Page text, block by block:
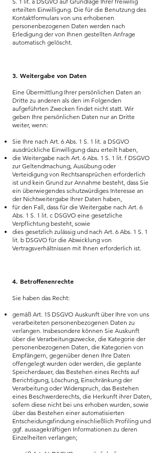
erteilten Einwilligung. Die für die Benutzung des
Kontaktformulars von uns erhobenen
personenbezogenen Daten werden nach
Erledigung der von Ihnen gestellten Anfrage
automatisch gelöscht.
3. Weitergabe von Daten
Eine Übermittlung Ihrer persönlichen Daten an
Dritte zu anderen als den im Folgenden
aufgeführten Zwecken findet nicht statt. Wir
geben Ihre persönlichen Daten nur an Dritte
weiter, wenn:
Sie Ihre nach Art. 6 Abs. 1 S. 1 lit. a DSGVO
ausdrückliche Einwilligung dazu erteilt haben,
die Weitergabe nach Art. 6 Abs. 1 S. 1 lit. f DSGVO
zur Geltendmachung, Ausübung oder
Verteidigung von Rechtsansprüchen erforderlich
ist und kein Grund zur Annahme besteht, dass Sie
ein überwiegendes schutzwürdiges Interesse an
der Nichtweitergabe Ihrer Daten haben,
für den Fall, dass für die Weitergabe nach Art. 6
Abs. 1 S. 1 lit. c DSGVO eine gesetzliche
Verpflichtung besteht, sowie
dies gesetzlich zulässig und nach Art. 6 Abs. 1 S. 1
lit. b DSGVO für die Abwicklung von
Vertragsverhältnissen mit Ihnen erforderlich ist.
4. Betroffenenrechte
Sie haben das Recht:
gemäß Art. 15 DSGVO Auskunft über Ihre von uns
verarbeiteten personenbezogenen Daten zu
verlangen. Insbesondere können Sie Auskunft
über die Verarbeitungszwecke, die Kategorie der
personenbezogenen Daten, die Kategorien von
Empfängern, gegenüber denen Ihre Daten
offengelegt wurden oder werden, die geplante
Speicherdauer, das Bestehen eines Rechts auf
Berichtigung, Löschung, Einschränkung der
Verarbeitung oder Widerspruch, das Bestehen
eines Beschwerderechts, die Herkunft ihrer Daten,
sofern diese nicht bei uns erhoben wurden, sowie
über das Bestehen einer automatisierten
Entscheidungsfindung einschließlich Profiling und
ggf. aussagekräftigen Informationen zu deren
Einzelheiten verlangen;